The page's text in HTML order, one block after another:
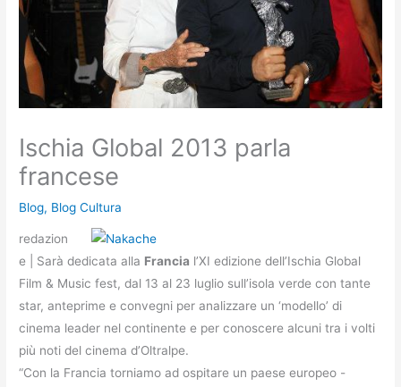
Ischia Global 2013 parla
francese
Blog, Blog Cultura
redazion
e | Sarà dedicata alla Francia l’XI edizione dell’Ischia Global
Film & Music fest, dal 13 al 23 luglio sull’isola verde con tante
star, anteprime e convegni per analizzare un ‘modello’ di
cinema leader nel continente e per conoscere alcuni tra i volti
più noti del cinema d’Oltralpe.
“Con la Francia torniamo ad ospitare un paese europeo -